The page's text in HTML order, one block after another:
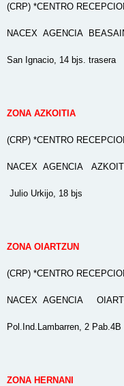
(CRP) *CENTRO
NACEX AGENCIA
San Ignacio, 14 bjs. trasera
ZONA AZKOITIA
(CRP) *CENTRO
NACEX AGENCIA
Julio Urkijo, 18 bjs
ZONA OIARTZUN
(CRP) *CENTRO
NACEX AGENCIA
Pol.Ind.Lambarren, 2 Pab.4B
ZONA HERNANI